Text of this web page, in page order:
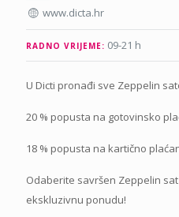
www.dicta.hr
RADNO VRIJEME: 09-21 h
U Dicti pronađi sve Zeppelin
20 % popusta na gotovinsko
18 % popusta na kartično
Odaberite savršen Zeppelin
ekskluzivnu ponudu!